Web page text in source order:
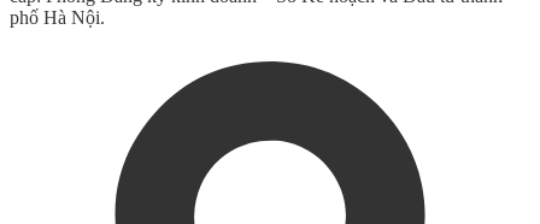
phố Hà Nội.